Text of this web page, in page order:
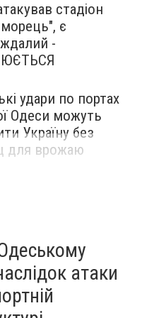
стадіон
є
-
удари по портах
Одеси можуть
Україну без
для врожаю
атаки